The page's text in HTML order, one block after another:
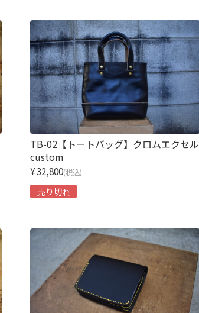
TB-02【トートバッグ】クロムエクセル
custom
¥32,800(税込)
売り切れ